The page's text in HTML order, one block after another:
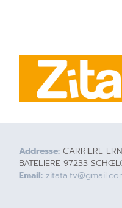
Addresse: CARRIERE
BATELIERE 97233
Email: